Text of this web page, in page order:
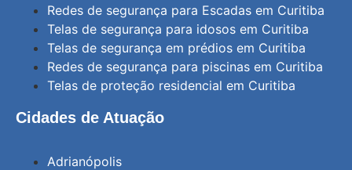
Redes de segurança para Escadas em Curitiba
Telas de segurança para idosos em Curitiba
Telas de segurança em prédios em Curitiba
Redes de segurança para piscinas em Curitiba
Telas de proteção residencial em Curitiba
Cidades de Atuação
Adrianópolis